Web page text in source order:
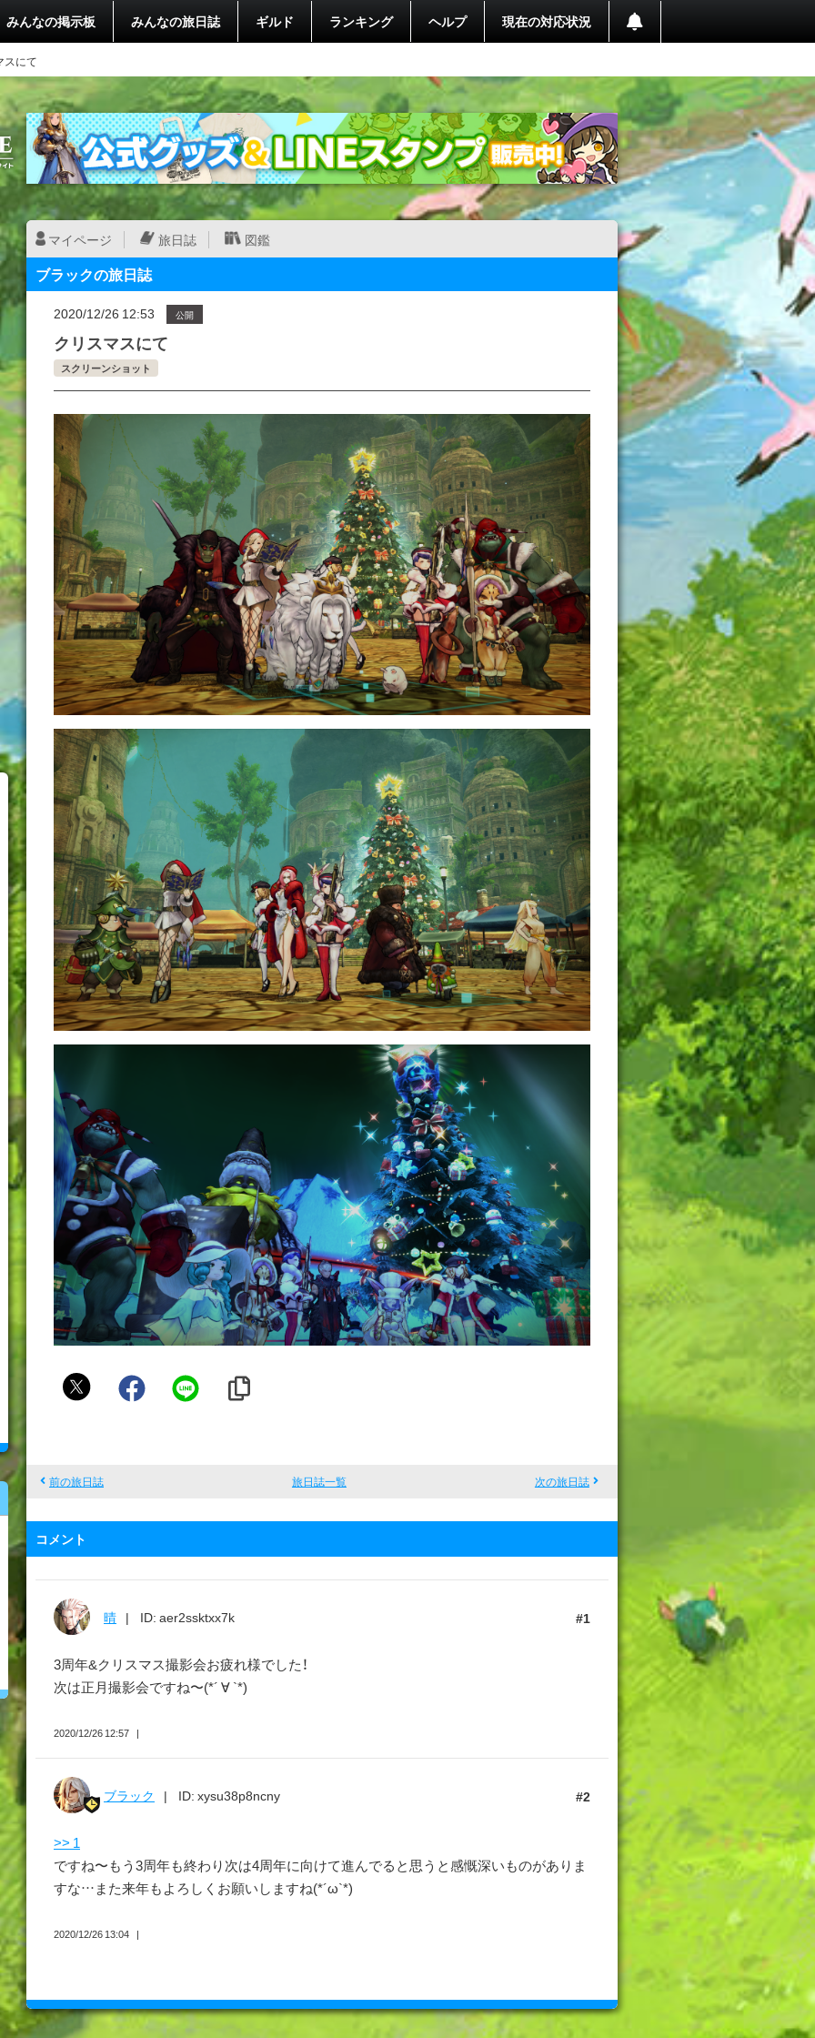
みんなの掲示板 みんなの旅日誌 ギルド ランキング ヘルプ 現在の対応状況
スにて
マイページ 旅日誌 図鑑
ブラックの旅日誌
2020/12/26 12:53 公開
クリスマスにて
スクリーンショット
ブ
前の旅日誌 旅日誌一覧 次の旅日誌
コメント
1
晴 ID: aer2ssktxx7k
3周年&クリスマス撮影会お疲れ様でした！
次は正月撮影会ですね〜(*´ ∀ `*)
2020/12/26 12:57
2
ブラック ID: xysu38p8ncny
>> 1
ですね〜もう3周年も終わり次は4周年に向けて進んでると思うと感慨深いものがありま
すな…また来年もよろしくお願いしますね(*´ω`*)
2020/12/26 13:04